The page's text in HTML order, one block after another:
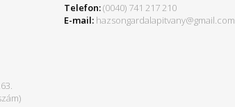
Telefon:(0040) 741 217 210
E-mail: hazsongardalapitvany@gmail.com